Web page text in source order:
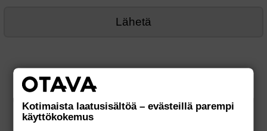
Kotimaista laatusisältöä – evästeillä parempi
käyttökokemus